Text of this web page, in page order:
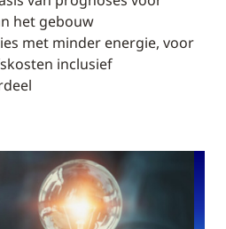
het gebouw
met minder energie, voor
inclusief